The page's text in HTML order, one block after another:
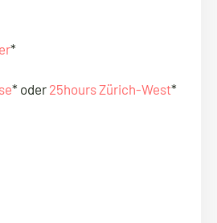
*
* oder 25hours Zürich-West*